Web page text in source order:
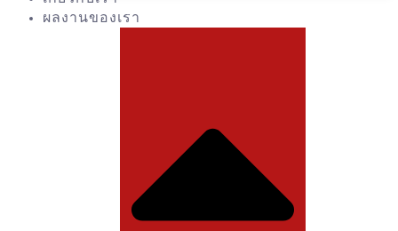
ผลงานของเรา